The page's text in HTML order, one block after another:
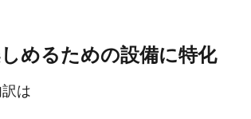
めるための設備に特化
は